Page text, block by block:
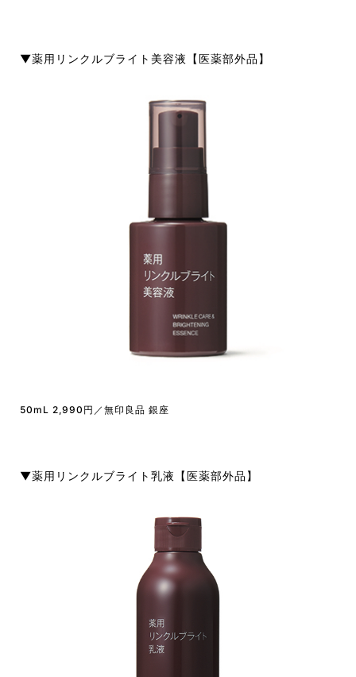
▼薬用リンクルブライト美容液【医薬部外品】
50mL 2,990円／無印良品 銀座
▼薬用リンクルブライト乳液【医薬部外品】